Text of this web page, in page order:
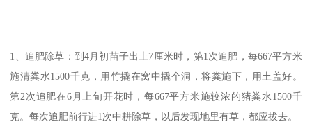
1、追肥除草：到4月初苗子出土7厘米时，第1次追肥，每667平方米
施清粪水1500千克，用竹撬在窝中撬个洞，将粪施下，用土盖好。
第2次追肥在6月上旬开花时，每667平方米施较浓的猪粪水1500千
克。每次追肥前行进1次中耕除草，以后发现地里有草，都应拔去。